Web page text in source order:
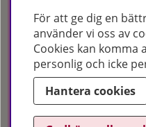
Hudoteket erbjuder ett noga
makeup – både online och i
utbildade hudterapeuter hjälper
behandlingar för just dina
besök oss i Jönköping och Malmö.
Copyright © Hudoteket 2025
För att ge dig en
använder vi oss av
Cookies kan komma
personlig och icke
Hantera cookies